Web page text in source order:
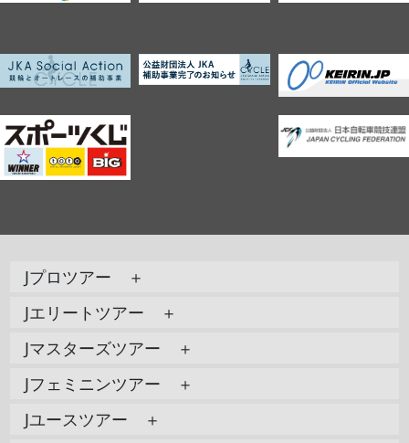
Jプロツアー ＋
Jエリートツアー ＋
Jマスターズツアー ＋
Jフェミニンツアー ＋
Jユースツアー ＋